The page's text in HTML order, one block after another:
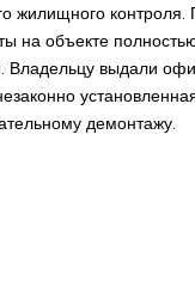
жилищного контроля.
на объекте
Владельцу выдали
демонтажу.